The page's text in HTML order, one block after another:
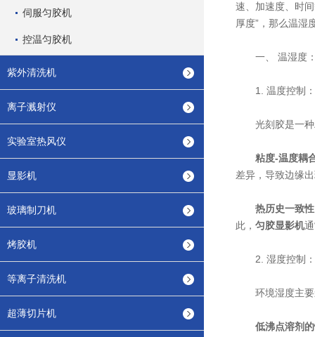
伺服匀胶机
控温匀胶机
紫外清洗机
离子溅射仪
实验室热风仪
显影机
玻璃制刀机
烤胶机
等离子清洗机
超薄切片机
速、加速度、时
厚度”，那么温湿
一、 温湿度：
1. 温度控制：
光刻胶是一种
粘度-温度耦
差异，导致边缘
热历史一致性
此， 匀胶显影机
2. 湿度控制：
环境湿度主要
低沸点溶剂